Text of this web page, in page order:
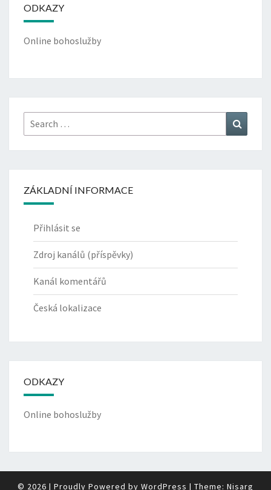
ODKAZY
Online bohoslužby
Search
for:
ZÁKLADNÍ INFORMACE
Přihlásit se
Zdroj kanálů (příspěvky)
Kanál komentářů
Česká lokalizace
ODKAZY
Online bohoslužby
© 2026 | Proudly Powered by WordPress | Theme: Nisarg